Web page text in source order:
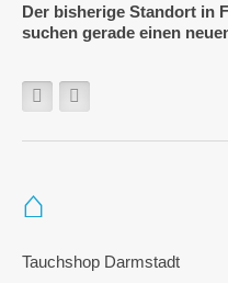
Der bisherige Standort in
suchen gerade einen
Tauchshop Darmstadt